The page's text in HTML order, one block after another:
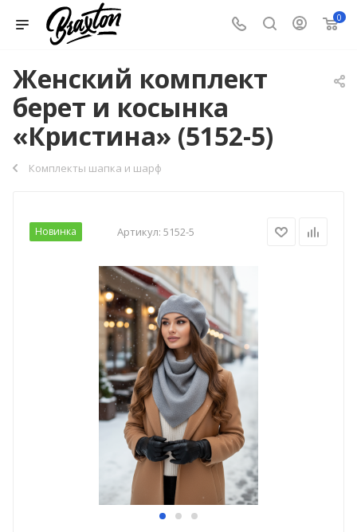
0
Женский комплект
берет и косынка
«Кристина» (5152-5)
Комплекты шапка и шарф
Новинка Артикул: 5152-5